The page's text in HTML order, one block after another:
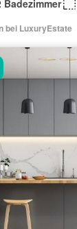
Badezimmer
bei LuxuryEstate